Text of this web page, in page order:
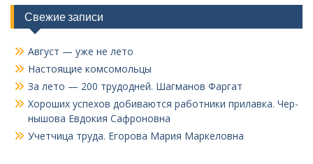
Свежие записи
Август — уже не лето
Настоящие комсомольцы
За лето — 200 трудодней. Шагманов Фаргат
Хороших успехов добиваются работники прилавка. Чер­
нышова Евдокия Сафроновна
Учетчица труда. Его­рова Мария Маркеловна